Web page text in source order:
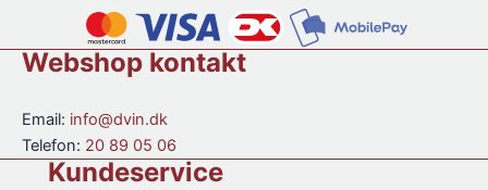
antal
Webshop kontakt
Email: info@dvin.dk
Telefon: 20 89 05 06
Kundeservice